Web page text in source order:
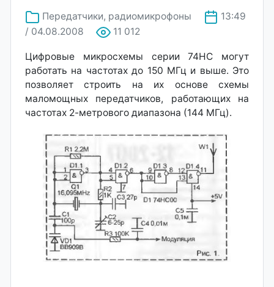
Передатчики, радиомикрофоны
13:49
/ 04.08.2008
11 012
Цифровые микросхемы серии 74НС могут
работать на частотах до 150 МГц и выше. Это
позволяет строить на их основе схемы
маломощных передатчиков, работающих на
частотах 2-метрового диапазона (144 МГц).